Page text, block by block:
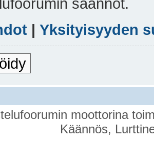
| Yksityisyyden
moottorina
Käännös,